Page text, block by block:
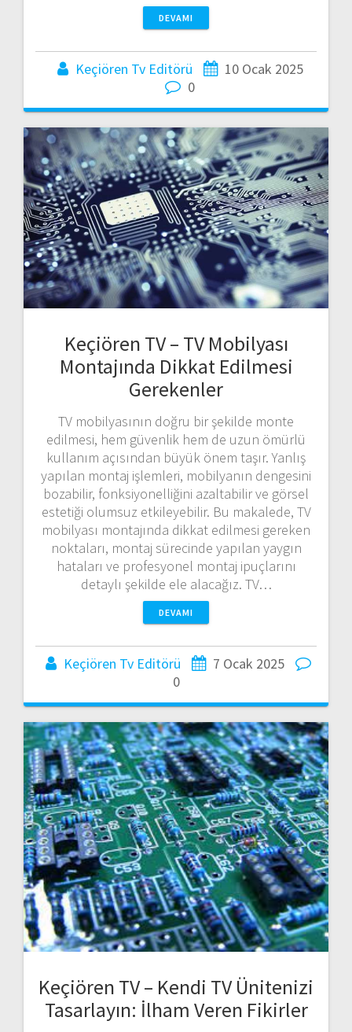
DEVAMI
Keçiören Tv Editörü
10 Ocak 2025
0
Keçiören TV – TV Mobilyası
Montajında Dikkat Edilmesi
Gerekenler
TV mobilyasının doğru bir şekilde monte
edilmesi, hem güvenlik hem de uzun ömürlü
kullanım açısından büyük önem taşır. Yanlış
yapılan montaj işlemleri, mobilyanın dengesini
bozabilir, fonksiyonelliğini azaltabilir ve görsel
estetiği olumsuz etkileyebilir. Bu makalede, TV
mobilyası montajında dikkat edilmesi gereken
noktaları, montaj sürecinde yapılan yaygın
hataları ve profesyonel montaj ipuçlarını
detaylı şekilde ele alacağız. TV…
DEVAMI
Keçiören Tv Editörü
7 Ocak 2025
0
Keçiören TV – Kendi TV Ünitenizi
Tasarlayın: İlham Veren Fikirler